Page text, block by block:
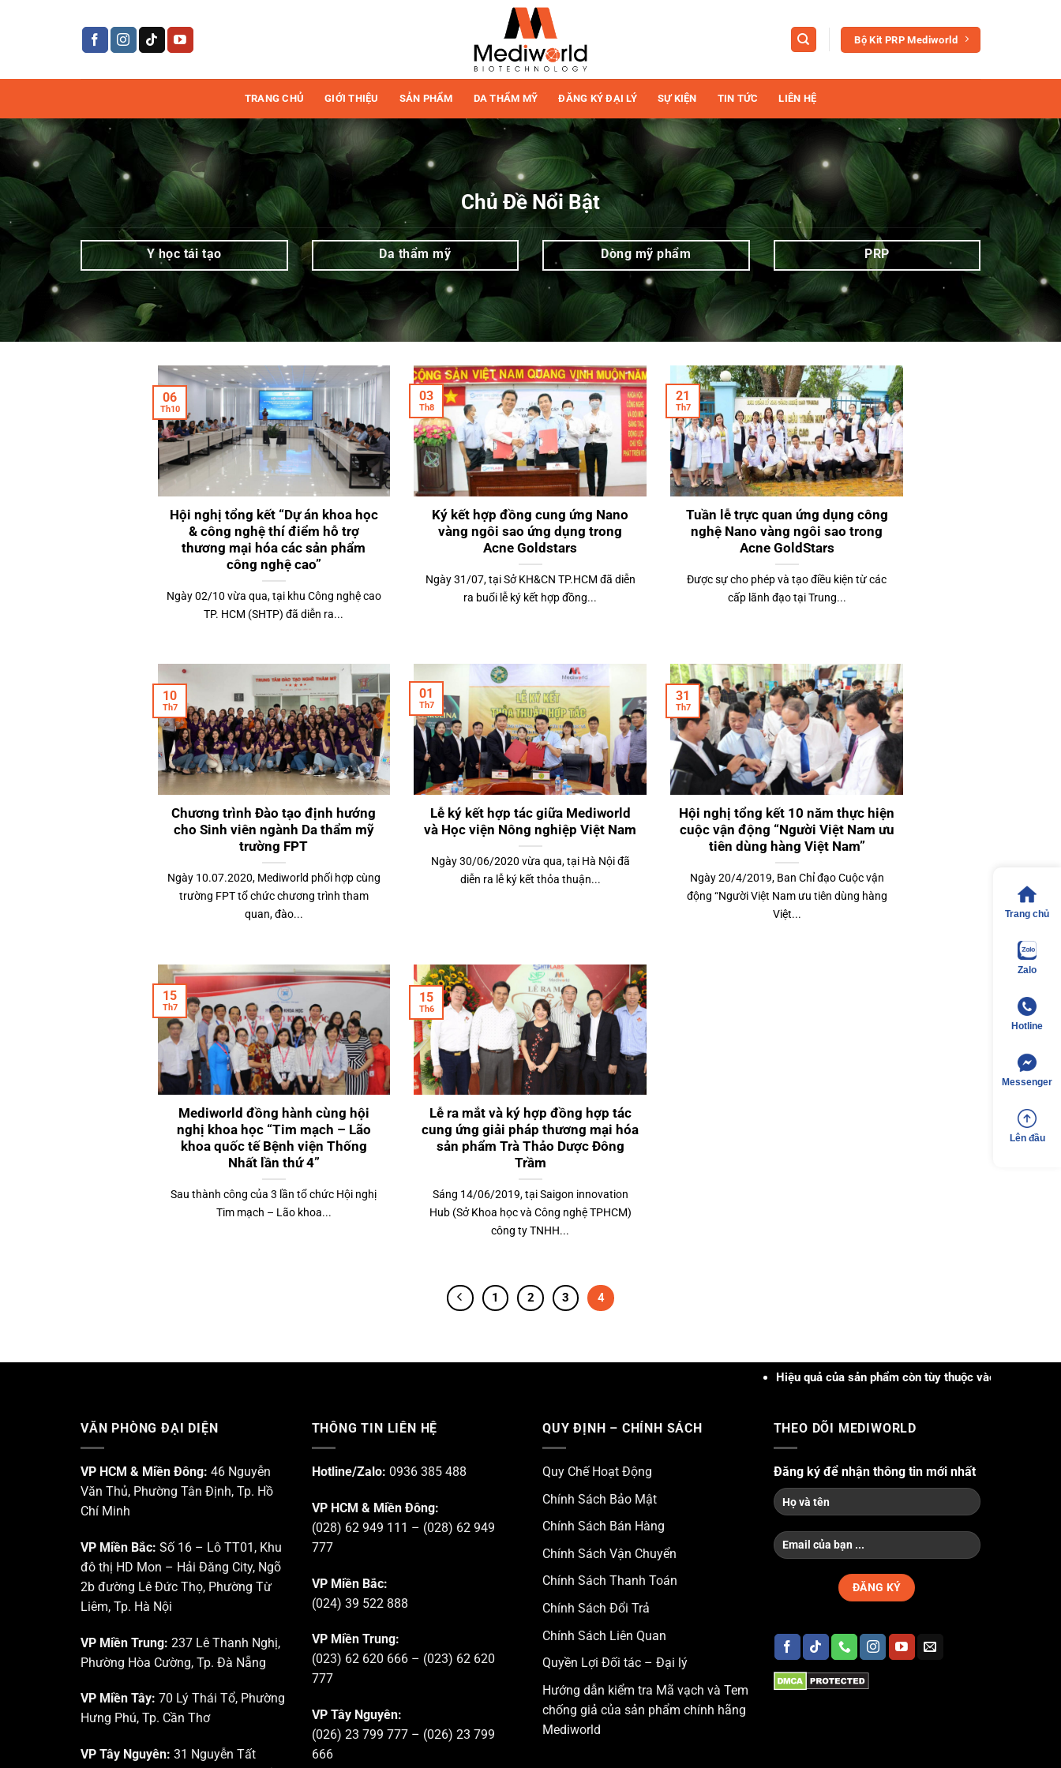
Hợp
tác
Trang
trên
4
|
Mediworld
Bộ Kit PRP Mediworld
TRANG CHỦ GIỚI THIỆU SẢN PHẨM DA THẨM MỸ ĐĂNG KÝ ĐẠI LÝ SỰ KIỆN TIN TỨC LIÊN HỆ
Chủ Đề Nổi Bật
Y học tái tạo Da thẩm mỹ Dòng mỹ phẩm PRP
Hội nghị tổng kết “Dự án khoa học
& công nghệ thí điểm hỗ trợ
thương mại hóa các sản phẩm
công nghệ cao”
Ngày 02/10 vừa qua, tại khu Công nghệ cao
TP. HCM (SHTP) đã diễn ra...
06
Th10
Ký kết hợp đồng cung ứng Nano
vàng ngôi sao ứng dụng trong
Acne Goldstars
Ngày 31/07, tại Sở KH&CN TP.HCM đã diễn
ra buổi lễ ký kết hợp đồng...
03
Th8
Tuần lễ trực quan ứng dụng công
nghệ Nano vàng ngôi sao trong
Acne GoldStars
Được sự cho phép và tạo điều kiện từ các
cấp lãnh đạo tại Trung...
21
Th7
Chương trình Đào tạo định hướng
cho Sinh viên ngành Da thẩm mỹ
trường FPT
Ngày 10.07.2020, Mediworld phối hợp cùng
trường FPT tổ chức chương trình tham
quan, đào...
10
Th7
Lễ ký kết hợp tác giữa Mediworld
và Học viện Nông nghiệp Việt Nam
Ngày 30/06/2020 vừa qua, tại Hà Nội đã
diễn ra lễ ký kết thỏa thuận...
01
Th7
Hội nghị tổng kết 10 năm thực hiện
cuộc vận động “Người Việt Nam ưu
tiên dùng hàng Việt Nam”
Ngày 20/4/2019, Ban Chỉ đạo Cuộc vận
động “Người Việt Nam ưu tiên dùng hàng
Việt...
31
Th7
Mediworld đồng hành cùng hội
nghị khoa học “Tim mạch – Lão
khoa quốc tế Bệnh viện Thống
Nhất lần thứ 4”
Sau thành công của 3 lần tổ chức Hội nghị
Tim mạch – Lão khoa...
15
Th7
Lễ ra mắt và ký hợp đồng hợp tác
cung ứng giải pháp thương mại hóa
sản phẩm Trà Thảo Dược Đông
Trầm
Sáng 14/06/2019, tại Saigon innovation
Hub (Sở Khoa học và Công nghệ TPHCM)
công ty TNHH...
15
Th6
1 2 3 4
Hiệu quả của sản phẩm còn tùy thuộc vào cơ địa, tình trạng,
VĂN PHÒNG ĐẠI DIỆN
VP HCM & Miền Đông: 46 Nguyễn
Văn Thủ, Phường Tân Định, Tp. Hồ
Chí Minh
VP Miền Bắc: Số 16 – Lô TT01, Khu
đô thị HD Mon – Hải Đăng City, Ngõ
2b đường Lê Đức Thọ, Phường Từ
Liêm, Tp. Hà Nội
VP Miền Trung: 237 Lê Thanh Nghị,
Phường Hòa Cường, Tp. Đà Nẵng
VP Miền Tây: 70 Lý Thái Tổ, Phường
Hưng Phú, Tp. Cần Thơ
VP Tây Nguyên: 31 Nguyễn Tất
THÔNG TIN LIÊN HỆ
Hotline/Zalo: 0936 385 488
VP HCM & Miền Đông:
(028) 62 949 111 – (028) 62 949
777
VP Miền Bắc:
(024) 39 522 888
VP Miền Trung:
(023) 62 620 666 – (023) 62 620
777
VP Tây Nguyên:
(026) 23 799 777 – (026) 23 799
666
QUY ĐỊNH – CHÍNH SÁCH
Quy Chế Hoạt Động
Chính Sách Bảo Mật
Chính Sách Bán Hàng
Chính Sách Vận Chuyển
Chính Sách Thanh Toán
Chính Sách Đổi Trả
Chính Sách Liên Quan
Quyền Lợi Đối tác – Đại lý
Hướng dẫn kiểm tra Mã vạch và Tem
chống giả của sản phẩm chính hãng
Mediworld
THEO DÕI MEDIWORLD
Đăng ký để nhận thông tin mới nhất
Trang chủ
Zalo
Hotline
Messenger
Lên đầu